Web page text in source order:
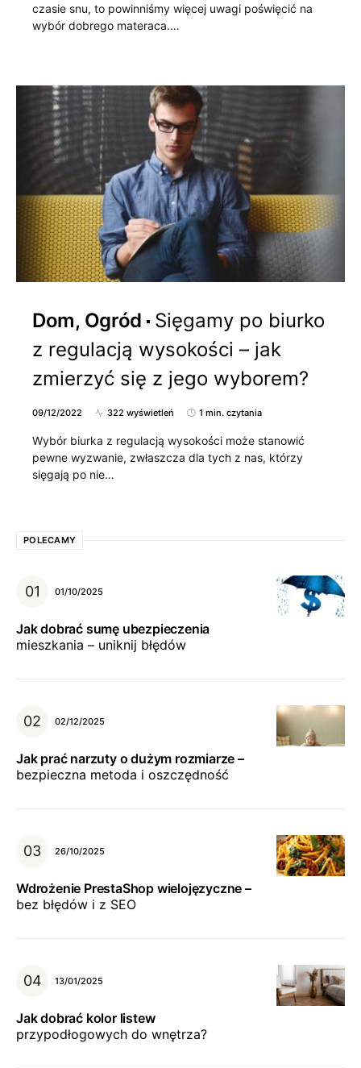
czasie snu, to powinniśmy więcej uwagi poświęcić na
wybór dobrego materaca.…
Dom, Ogród
Sięgamy po biurko
z regulacją wysokości – jak
zmierzyć się z jego wyborem?
09/12/2022 322 wyświetleń 1 min. czytania
Wybór biurka z regulacją wysokości może stanowić
pewne wyzwanie, zwłaszcza dla tych z nas, którzy
sięgają po nie…
POLECAMY
01/10/2025
Jak dobrać sumę ubezpieczenia
mieszkania – uniknij błędów
02/12/2025
Jak prać narzuty o dużym rozmiarze –
bezpieczna metoda i oszczędność
26/10/2025
Wdrożenie PrestaShop wielojęzyczne –
bez błędów i z SEO
13/01/2025
Jak dobrać kolor listew
przypodłogowych do wnętrza?